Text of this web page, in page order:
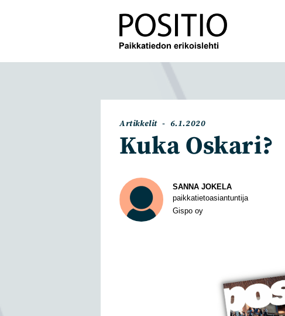
Artikkelin
kategoria:
Artikkelit
Artikkeli
julkaistu:
6.1.2020
Kuka Oskari?
Kirjoittaja
SANNA JOKELA
paikkatietoasiantuntija
Gispo oy